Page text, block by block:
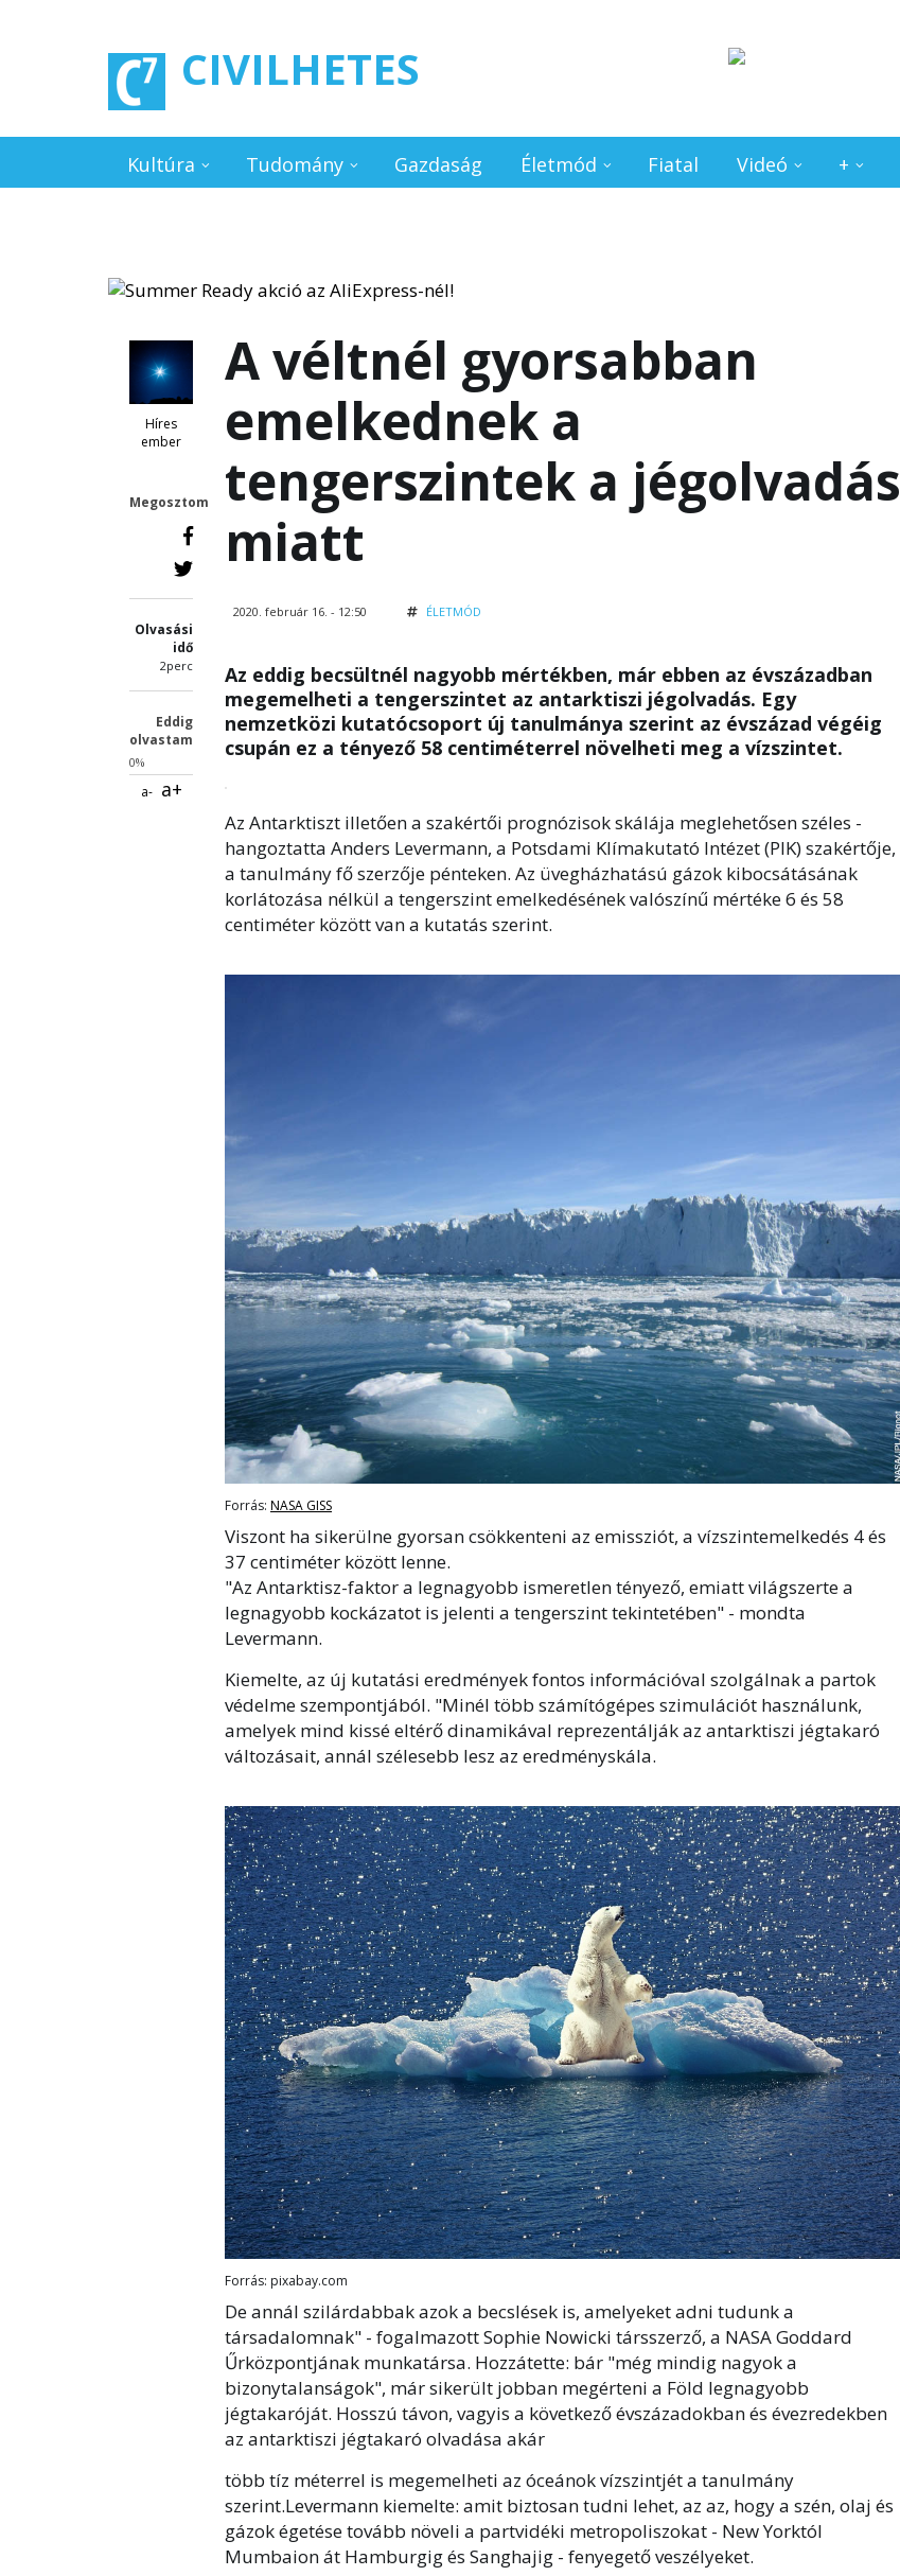
CIVILHETES
Kultúra Tudomány Gazdaság Életmód Fiatal Videó +
Híres
ember
Megosztom
Olvasási
idő
2perc
Eddig
olvastam
0%
a- a+
A véltnél gyorsabban
emelkednek a
tengerszintek a jégolvadás
miatt
2020. február 16. - 12:50 ÉLETMÓD
Az eddig becsültnél nagyobb mértékben, már ebben az évszázadban
megemelheti a tengerszintet az antarktiszi jégolvadás. Egy
nemzetközi kutatócsoport új tanulmánya szerint az évszázad végéig
csupán ez a tényező 58 centiméterrel növelheti meg a vízszintet.
Az Antarktiszt illetően a szakértői prognózisok skálája meglehetősen széles -
hangoztatta Anders Levermann, a Potsdami Klímakutató Intézet (PIK) szakértője,
a tanulmány fő szerzője pénteken. Az üvegházhatású gázok kibocsátásának
korlátozása nélkül a tengerszint emelkedésének valószínű mértéke 6 és 58
centiméter között van a kutatás szerint.
Forrás: NASA GISS
Viszont ha sikerülne gyorsan csökkenteni az emissziót, a vízszintemelkedés 4 és
37 centiméter között lenne.
"Az Antarktisz-faktor a legnagyobb ismeretlen tényező, emiatt világszerte a
legnagyobb kockázatot is jelenti a tengerszint tekintetében" - mondta
Levermann.
Kiemelte, az új kutatási eredmények fontos információval szolgálnak a partok
védelme szempontjából. "Minél több számítógépes szimulációt használunk,
amelyek mind kissé eltérő dinamikával reprezentálják az antarktiszi jégtakaró
változásait, annál szélesebb lesz az eredményskála.
Forrás: pixabay.com
De annál szilárdabbak azok a becslések is, amelyeket adni tudunk a
társadalomnak" - fogalmazott Sophie Nowicki társszerző, a NASA Goddard
Űrközpontjának munkatársa. Hozzátette: bár "még mindig nagyok a
bizonytalanságok", már sikerült jobban megérteni a Föld legnagyobb
jégtakaróját. Hosszú távon, vagyis a következő évszázadokban és évezredekben
az antarktiszi jégtakaró olvadása akár
több tíz méterrel is megemelheti az óceánok vízszintjét a tanulmány
szerint.Levermann kiemelte: amit biztosan tudni lehet, az az, hogy a szén, olaj és
gázok égetése tovább növeli a partvidéki metropoliszokat - New Yorktól
Mumbaion át Hamburgig és Sanghajig - fenyegető veszélyeket.